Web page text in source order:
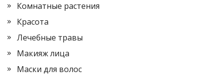
Комнатные растения
Красота
Лечебные травы
Макияж лица
Маски для волос